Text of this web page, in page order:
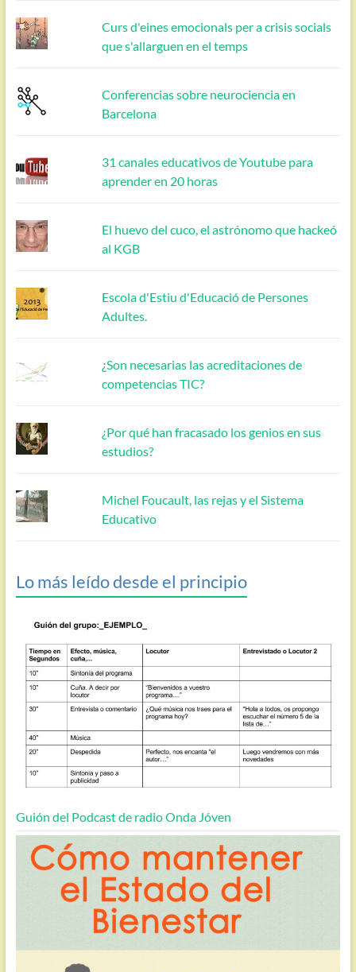
Curs d'eines emocionals per a crisis socials
que s'allarguen en el temps
Conferencias sobre neurociencia en
Barcelona
31 canales educativos de Youtube para
aprender en 20 horas
El huevo del cuco, el astrónomo que hackeó
al KGB
Escola d'Estiu d'Educació de Persones
Adultes.
¿Son necesarias las acreditaciones de
competencias TIC?
¿Por qué han fracasado los genios en sus
estudios?
Michel Foucault, las rejas y el Sistema
Educativo
Lo más leído desde el principio
Guión del Podcast de radio Onda Jóven